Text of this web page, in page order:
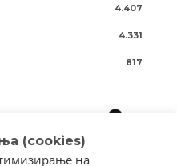
4.407
4.331
817
(cookies)
на